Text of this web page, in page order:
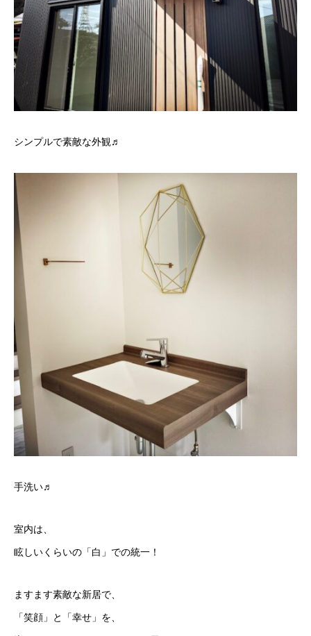
シンプルで素敵な外観♬
手洗い♬
室内は、
眩しいくらいの「白」での統一！
ますます素敵な新居で、
「笑顔」と「幸せ」を、